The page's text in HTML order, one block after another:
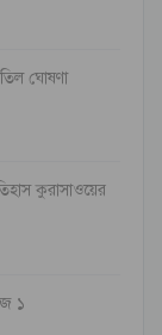
ঘোষণা
কুরাসাওয়ের
১